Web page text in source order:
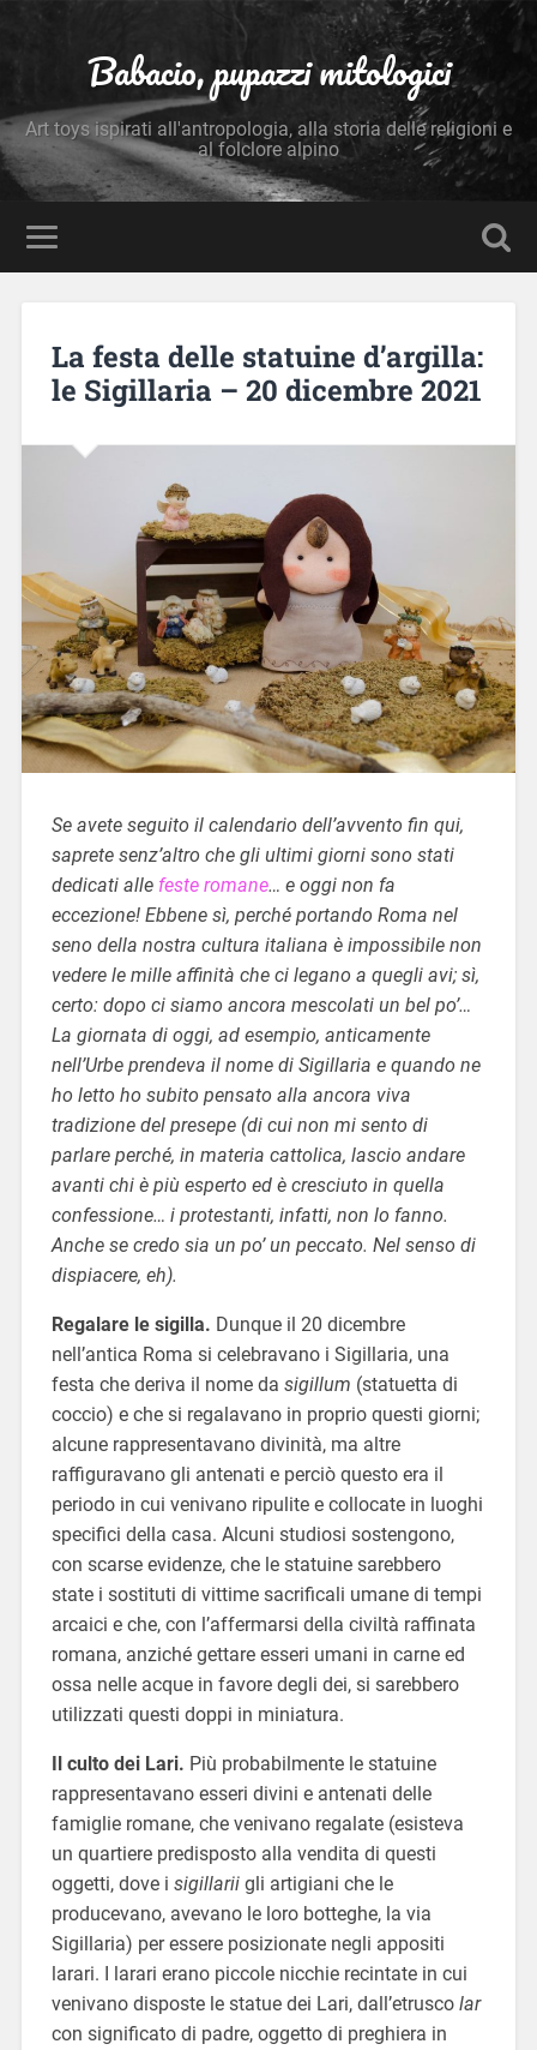
Babacio, pupazzi mitologici
Art toys ispirati all'antropologia, alla storia delle religioni e
al folclore alpino
La festa delle statuine d’argilla:
le Sigillaria – 20 dicembre 2021
Se avete seguito il calendario dell’avvento fin qui,
saprete senz’altro che gli ultimi giorni sono stati
dedicati alle feste romane… e oggi non fa
eccezione! Ebbene sì, perché portando Roma nel
seno della nostra cultura italiana è impossibile non
vedere le mille affinità che ci legano a quegli avi; sì,
certo: dopo ci siamo ancora mescolati un bel po’…
La giornata di oggi, ad esempio, anticamente
nell’Urbe prendeva il nome di Sigillaria e quando ne
ho letto ho subito pensato alla ancora viva
tradizione del presepe (di cui non mi sento di
parlare perché, in materia cattolica, lascio andare
avanti chi è più esperto ed è cresciuto in quella
confessione… i protestanti, infatti, non lo fanno.
Anche se credo sia un po’ un peccato. Nel senso di
dispiacere, eh).
Regalare le sigilla. Dunque il 20 dicembre
nell’antica Roma si celebravano i Sigillaria, una
festa che deriva il nome da sigillum (statuetta di
coccio) e che si regalavano in proprio questi giorni;
alcune rappresentavano divinità, ma altre
raffiguravano gli antenati e perciò questo era il
periodo in cui venivano ripulite e collocate in luoghi
specifici della casa. Alcuni studiosi sostengono,
con scarse evidenze, che le statuine sarebbero
state i sostituti di vittime sacrificali umane di tempi
arcaici e che, con l’affermarsi della civiltà raffinata
romana, anziché gettare esseri umani in carne ed
ossa nelle acque in favore degli dei, si sarebbero
utilizzati questi doppi in miniatura.
Il culto dei Lari. Più probabilmente le statuine
rappresentavano esseri divini e antenati delle
famiglie romane, che venivano regalate (esisteva
un quartiere predisposto alla vendita di questi
oggetti, dove i sigillariigli artigiani che le
producevano, avevano le loro botteghe, la via
Sigillaria) per essere posizionate negli appositi
larari. I larari erano piccole nicchie recintate in cui
venivano disposte le statue dei Lari, dall’etrusco lar
con significato di padre, oggetto di preghiera in